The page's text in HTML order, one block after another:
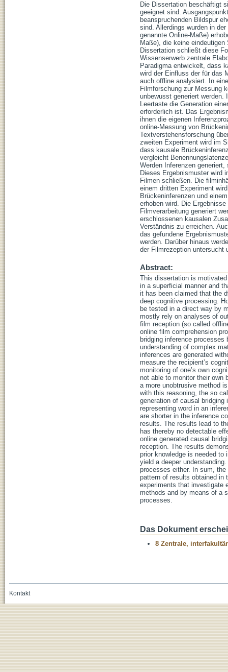
Die Dissertation beschäftigt
geeignet sind.
beanspruchenden Bildspur
sind. Allerdings wurden in
genannte Online-Maße)
Maße), die keine
Dissertation schließt diese
Wissenserwerb zentrale
Paradigma entwickelt, dass
wird der Einfluss der für das
auch offline analysiert. In
Filmforschung zur Messung
unbewusst generiert werden.
Leertaste die Generation
erforderlich ist. Das
ihnen die eigenen
online-Messung von
Textverstehensforschung
zweiten Experiment wird im
dass kausale
vergleicht
Werden Inferenzen
Dieses Ergebnismuster wird
Filmen schließen. Die
einem dritten Experiment
Brückeninferenzen und
erhoben wird. Die
Filmverarbeitung generiert
erschlossenen kausalen
Verständnis zu erreichen.
das gefundene
werden. Darüber hinaus
der Filmrezeption untersucht
Abstract:
This dissertation is
in a superficial manner and
it has been claimed that the
deep cognitive processing.
be tested in a direct way by
mostly rely on analyses of
film reception (so called
online film comprehension
bridging inference
understanding of complex
inferences are generated
measure the recipient’s
monitoring of one’s own
not able to monitor their own
a more unobtrusive method
with this reasoning, the so
generation of causal
representing word in an
are shorter in the inference
results. The results lead to
has thereby no detectable
online generated causal
reception. The results
prior knowledge is needed to
yield a deeper
processes either. In sum,
pattern of results obtained in
experiments that investigate
methods and by means of a
processes.
Das Dokument
8 Zentrale,
Kontakt